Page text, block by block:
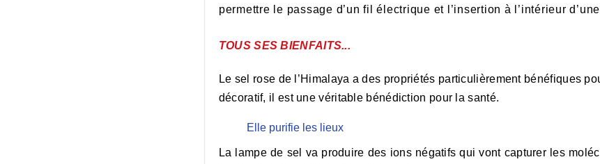
permettre le passage d’un fil électrique et l’insertion à l’intérieur
TOUS SES BIENFAITS...
Le sel rose de l’Himalaya a des propriétés particulièrement bénéfiques
décoratif, il est une véritable bénédiction pour la santé.
Elle purifie les lieux
La lampe de sel va produire des ions négatifs qui vont capturer les